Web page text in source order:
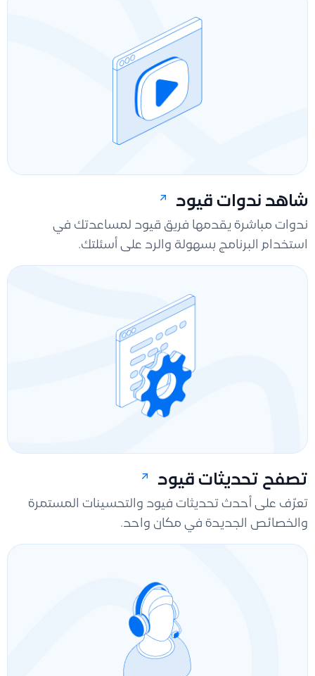
شاهد ندوات قيود
ندوات مباشرة يقدمها فريق قيود لمساعدتك في
استخدام البرنامج بسهولة والرد على أسئلتك.
تصفح تحديثات قيود
تعرّف على أحدث تحديثات فيود والتحسينات المستمرة
والخصائص الجديدة في مكان واحد.